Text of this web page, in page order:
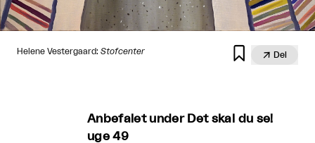
Helene Vestergaard: Stofcenter   Del
Anbefalet under Det skal du se!
uge 49